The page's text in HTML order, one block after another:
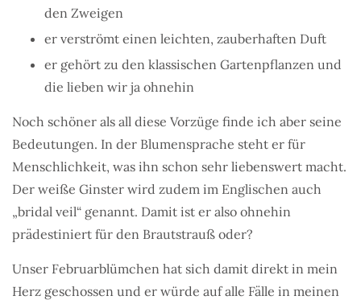
den Zweigen
er verströmt einen leichten, zauberhaften Duft
er gehört zu den klassischen Gartenpflanzen und
die lieben wir ja ohnehin
Noch schöner als all diese Vorzüge finde ich aber seine
Bedeutungen. In der Blumensprache steht er für
Menschlichkeit, was ihn schon sehr liebenswert macht.
Der weiße Ginster wird zudem im Englischen auch
„bridal veil“ genannt. Damit ist er also ohnehin
prädestiniert für den Brautstrauß oder?
Unser Februarblümchen hat sich damit direkt in mein
Herz geschossen und er würde auf alle Fälle in meinen